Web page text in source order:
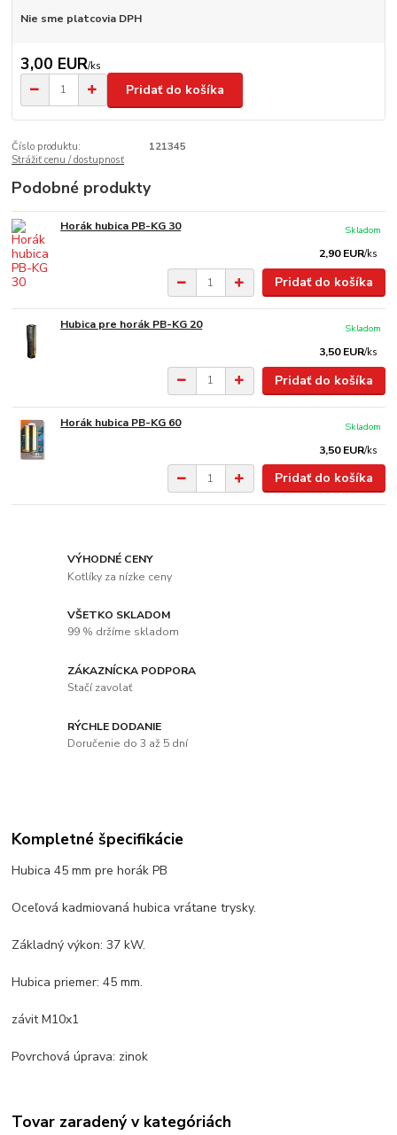
Nie sme platcovia DPH
3,00 EUR/ks
Pridať do košíka
Číslo produktu:
121345
Strážiť cenu / dostupnosť
Podobné produkty
Horák hubica PB-KG 30
2,90 EUR/ks
Skladom
Pridať do košíka
Hubica pre horák PB-KG 20
3,50 EUR/ks
Skladom
Pridať do košíka
Horák hubica PB-KG 60
3,50 EUR/ks
Skladom
Pridať do košíka
VÝHODNÉ CENY
Kotlíky za nízke ceny
VŠETKO SKLADOM
99 % držíme skladom
ZÁKAZNÍCKA PODPORA
Stačí zavolať
RÝCHLE DODANIE
Doručenie do 3 až 5 dní
Kompletné špecifikácie
Hubica 45 mm pre horák PB
Oceľová kadmiovaná hubica vrátane trysky.
Základný výkon: 37 kW.
Hubica priemer: 45 mm.
závit M10x1
Povrchová úprava: zinok
Tovar zaradený v kategóriách